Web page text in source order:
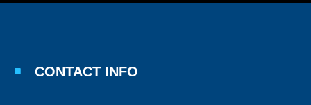
CONTACT INFO